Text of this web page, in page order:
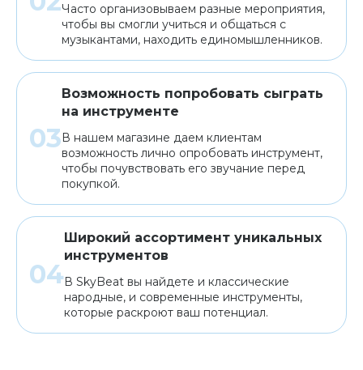
Часто организовываем разные мероприятия,
чтобы вы смогли учиться и общаться с
музыкантами, находить единомышленников.
Возможность попробовать сыграть
на инструменте
В нашем магазине даем клиентам
возможность лично опробовать инструмент,
чтобы почувствовать его звучание перед
покупкой.
Широкий ассортимент уникальных
инструментов
В SkyBeat вы найдете и классические
народные, и современные инструменты,
которые раскроют ваш потенциал.